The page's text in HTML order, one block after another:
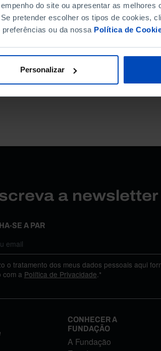
do site ou apresentar as melhores
pretender escolher os tipos de cookies,
ou da nossa Política de
Personalizar
FIM
a
SE A PAR
o tratamento dos meus dados pessoais aqui
com a Política de Privacidade.*
CONHECER A
FUNDAÇÃO
A Fundação